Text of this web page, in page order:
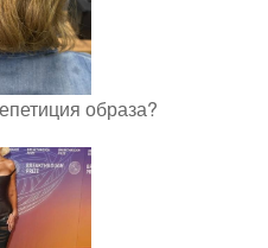
образа?